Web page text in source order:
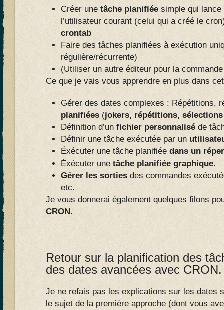
Créer une tâche planifiée simple qui
l’utilisateur courant (celui qui a créé le
crontab
Faire des tâches planifiées à exécution
régulière/récurrente)
(Utiliser un autre éditeur pour la
Ce que je vais vous apprendre en plus dans
Gérer des dates complexes : Répétitions,
planifiées (jokers, répétitions,
Définition d’un fichier personnalisé de
Définir une tâche exécutée par un
Éxécuter une tâche planifiée dans un
Éxécuter une tâche planifiée graphique.
Gérer les sorties des commandes
etc.
Je vous donnerai également quelques filons
CRON.
Retour sur la planification des
des dates avancées avec CRON.
Je ne refais pas les explications sur les dates
le sujet de la première approche (dont vous